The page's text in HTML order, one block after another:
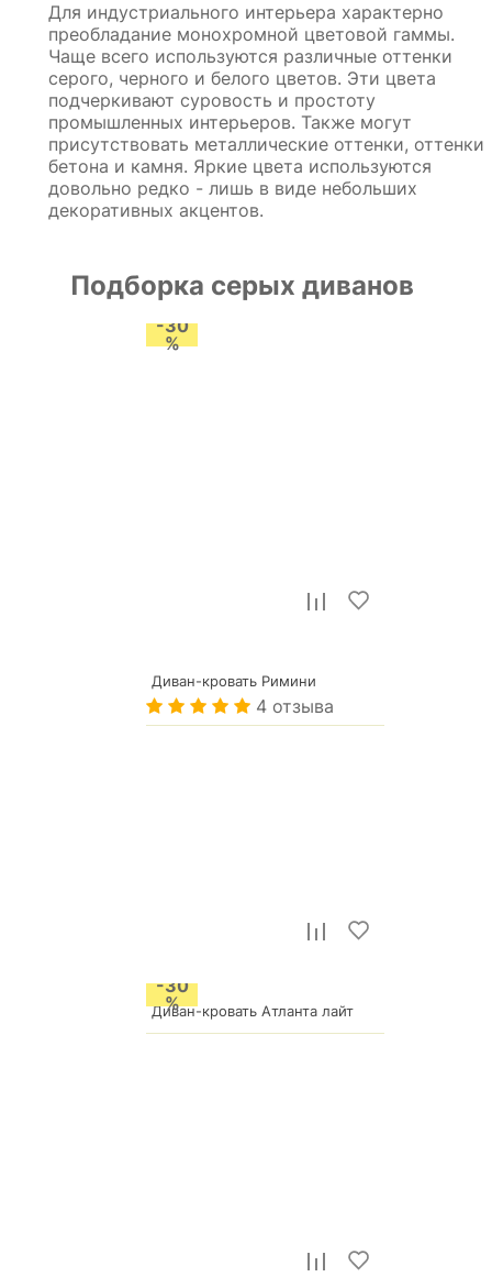
Для индустриального интерьера характерно
преобладание монохромной цветовой гаммы.
Чаще всего используются различные оттенки
серого, черного и белого цветов. Эти цвета
подчеркивают суровость и простоту
промышленных интерьеров. Также могут
присутствовать металлические оттенки, оттенки
бетона и камня. Яркие цвета используются
довольно редко - лишь в виде небольших
декоративных акцентов.
Подборка серых диванов
-30
%
Диван-кровать Римини
4 отзыва
74 271 р.
51 990 р.
Диван-кровать Атланта лайт
43 990 р.
-30
%